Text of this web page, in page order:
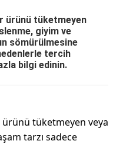
ürünü tüketmeyen
giyim ve
sömürülmesine
tercih
bilgi edinin.
ürünü tüketmeyen veya
tarzı sadece